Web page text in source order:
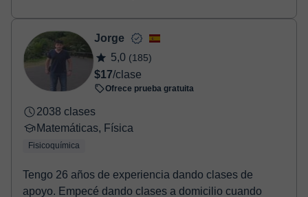
Jorge
5,0 (185)
$17/clase
Ofrece prueba gratuita
2038 clases
Matemáticas, Física
Fisicoquímica
Tengo 26 años de experiencia dando clases de
apoyo. Empecé dando clases a domicilio cuando